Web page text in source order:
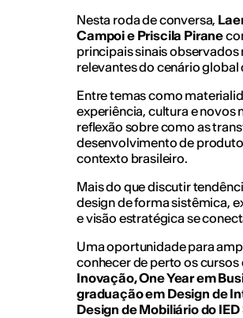
Nesta roda de conversa,
Campoi e Priscila Pirane
principais sinais
relevantes do cenário
Entre temas como
experiência, cultura e novos
reflexão sobre como as
desenvolvimento de
contexto brasileiro.
Mais do que discutir
design de forma sistêmica,
e visão estratégica se
Uma oportunidade para
conhecer de perto os cursos
Inovação, One Year em
graduação em Design de
Design de Mobiliário do IED